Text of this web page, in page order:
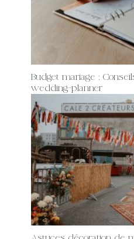
Budget mariage :
wedding-planner